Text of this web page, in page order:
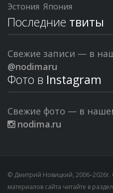
Эстония Япония
Последние твиты
Свежие записи — в
@nodimaru
Фото в Instagram
Свежие фото — в
nodima.ru
© Дмитрий Новицкий, 2006–2026г.
материалов сайта читайте в